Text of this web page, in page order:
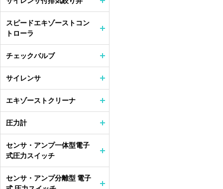
スピードエキゾーストコン
トローラ
チェックバルブ
サイレンサ
エキゾーストクリーナ
圧力計
センサ・アンプ一体型電子
式圧力スイッチ
センサ・アンプ分離型 電子